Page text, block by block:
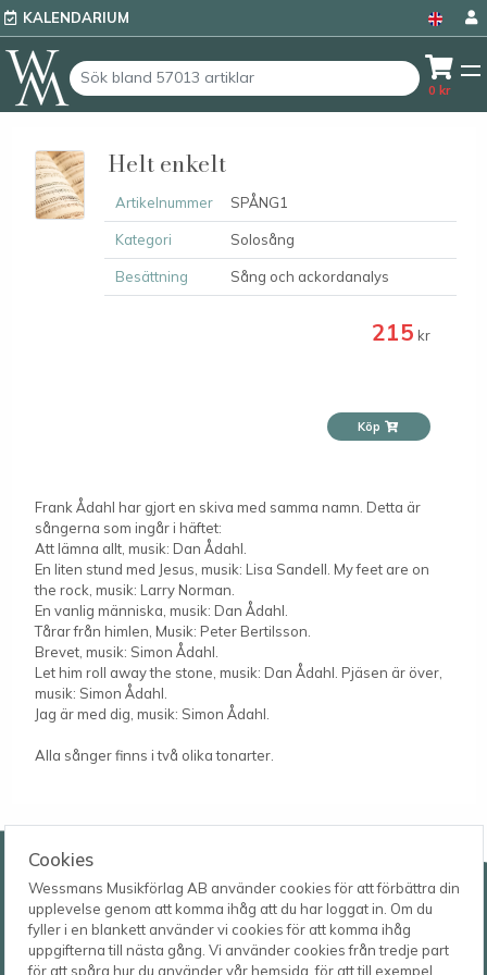
KALENDARIUM
0 kr
Cookies
Wessmans Musikförlag AB använder cookies för att förbättra din
upplevelse genom att komma ihåg att du har loggat in. Om du
fyller i en blankett använder vi cookies för att komma ihåg
uppgifterna till nästa gång. Vi använder cookies från tredje part
för att spåra hur du använder vår hemsida, för att till exempel
Helt enkelt
Artikelnummer SPÅNG1
Kategori Solosång
Besättning Sång och ackordanalys
215 kr
Köp
Frank Ådahl har gjort en skiva med samma namn. Detta är
sångerna som ingår i häftet:
Att lämna allt, musik: Dan Ådahl.
En liten stund med Jesus, musik: Lisa Sandell. My feet are on
the rock, musik: Larry Norman.
En vanlig människa, musik: Dan Ådahl.
Tårar från himlen, Musik: Peter Bertilsson.
Brevet, musik: Simon Ådahl.
Let him roll away the stone, musik: Dan Ådahl. Pjäsen är över,
musik: Simon Ådahl.
Jag är med dig, musik: Simon Ådahl.
Alla sånger finns i två olika tonarter.
Wessmans Musikförlag AB
Leverans- och besöksadress
Bingebygatan 11 B
621 41 VISBY
Postadress
Telefon
0498-22 61 32